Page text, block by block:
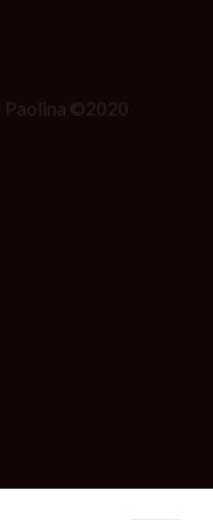
Paolina ©2020